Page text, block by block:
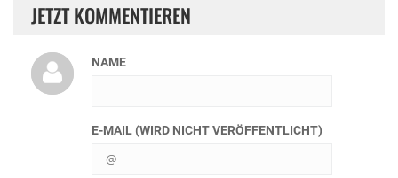
JETZT KOMMENTIEREN
NAME
E-MAIL (WIRD NICHT VERÖFFENTLICHT)